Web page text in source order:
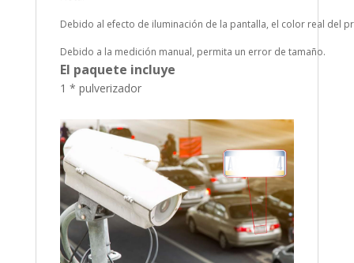
Debido al efecto de iluminación de la pantalla, el color real del
Debido a la medición manual, permita un error de tamaño.
El paquete incluye
1 * pulverizador